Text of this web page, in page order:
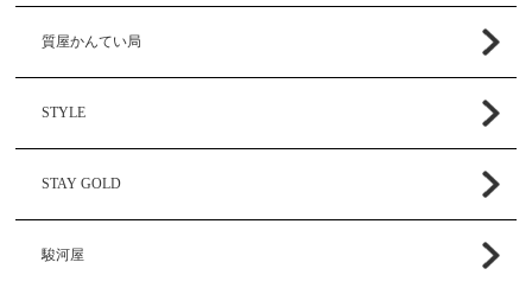
質屋かんてい局
STYLE
STAY GOLD
駿河屋